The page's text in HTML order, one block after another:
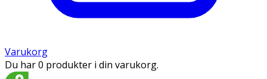
Varukorg
Du har 0 produkter i din varukorg.